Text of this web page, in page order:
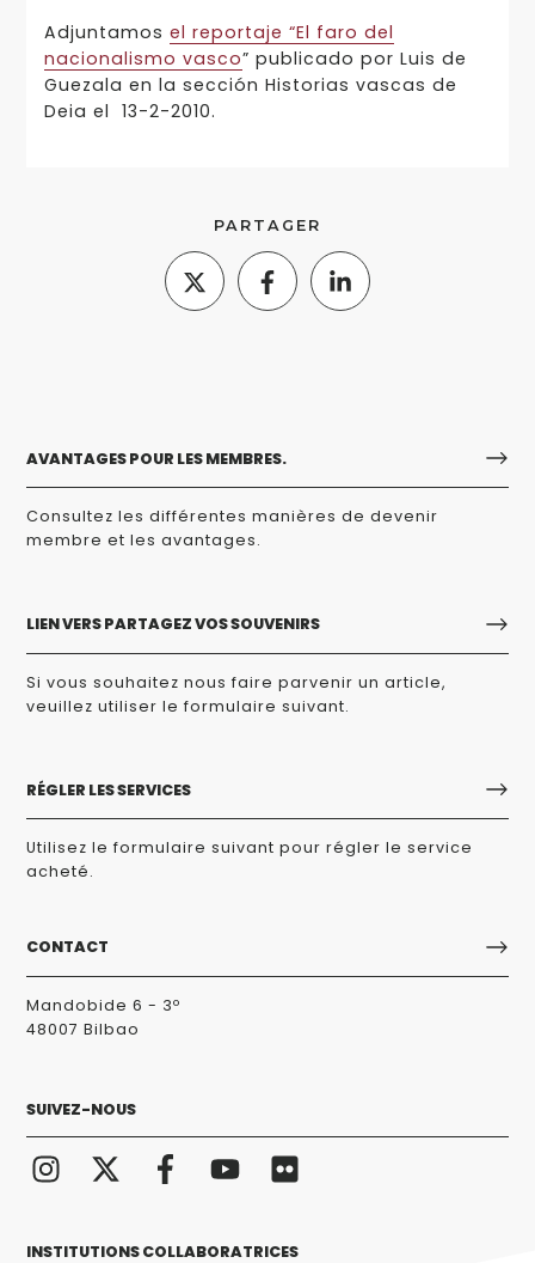
Adjuntamos el reportaje “El faro del
nacionalismo vasco” publicado por Luis de
Guezala en la sección Historias vascas de
Deia el 13-2-2010.
PARTAGER
AVANTAGES POUR LES MEMBRES.
Consultez les différentes manières de devenir
membre et les avantages.
LIEN VERS PARTAGEZ VOS SOUVENIRS
Si vous souhaitez nous faire parvenir un article,
veuillez utiliser le formulaire suivant.
RÉGLER LES SERVICES
Utilisez le formulaire suivant pour régler le service
acheté.
CONTACT
Mandobide 6 - 3º
48007 Bilbao
SUIVEZ-NOUS
INSTITUTIONS COLLABORATRICES